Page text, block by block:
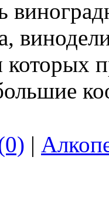
которых
|